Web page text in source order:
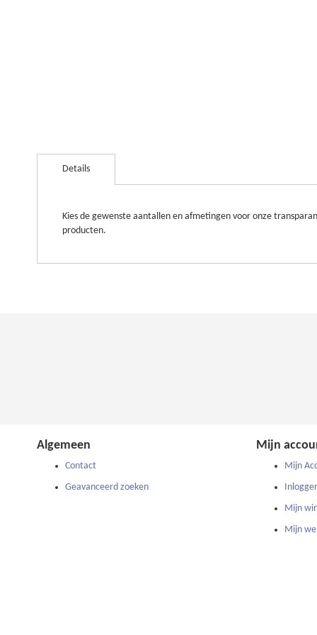
naar
afbeeldingen-
Details
Kies de gewenste aantallen en afmetingen voor onze
producten.
Algemeen
Contact
Geavanceerd zoeken
Mijn
Mijn
Mijn
Mijn